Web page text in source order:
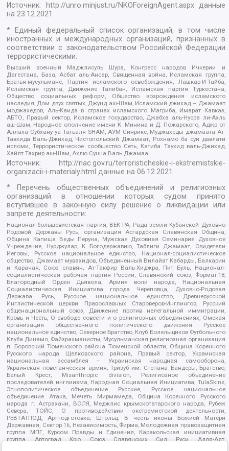
Источник: http://unro.minjust.ru/NKOForeignAgent.aspxданные
на23.12.2021
* Единый федеральный список организаций, в том числе
иностранных и международных организаций, признанных в
соответствии с законодательством Российской Федерации
террористическими:
Высший военный Маджлисуль Шура, Конгресс народов Ичкерии и
Дагестана, База, Асбат аль-Ансар, Священная война, Исламская группа,
Братья-мусульмане, Партия исламского освобождения, Лашкар-И-Тайба,
Исламская группа, Движение Талибан, Исламская партия Туркестана,
Общество социальных реформ, Общество возрождения исламского
наследия, Дом двух святых, Джунд аш-Шам, Исламский джихад – Джамаат
моджахедов, Аль-Каида в странах исламского Магриба, Имарат Кавказ,
АБТО, Правый сектор, Исламское государство, Джабха аль-Нусра ли-Ахль
аш-Шам, Народное ополчение имени К. Минина и Д. Пожарского, Аджр от
Аллаха Субхану уа Тагьаля SHAM, АУМ Синрике, Муджахеды джамаата Ат-
Тавхида Валь-Джихад, Чистопольский Джамаат, Рохнамо ба суи давлати
исломи, Террористическое сообщество Сеть, Катиба Таухид валь-Джихад,
Хайят Тахрир аш-Шам, Ахлю Сунна Валь Джамаа
Источник:
http://nac.gov.ru/terroristicheskie-i-ekstremistskie-
organizacii-i-materialy.html данные на06.12.2021
* Перечень общественных объединений и религиозных
организаций в отношении которых судом принято
вступившее в законную силу решение о ликвидации или
запрете деятельности:
Национал-большевистская партия, ВЕК РА, Рада земли Кубанской Духовно
Родовой Державы Русь, организация Асгардская Славянская Община,
Община Капища Веды Перуна, Мужская Духовная Семинария Духовное
Учреждение, Нурджулар, К Богодержавию, Таблиги Джамаат, Свидетели
Иеговы, Русское национальное единство, Национал-социалистическое
общество, Джамаат мувахидов, Объединенный Вилайат Кабарды, Балкарии
и Карачая, Союз славян, Ат-Такфир Валь-Хиджра, Пит Буль, Национал-
социалистическая рабочая партия России, Славянский союз, Формат-18,
Благородный Орден Дьявола, Армия воли народа, Национальная
Социалистическая Инициатива города Череповца, Духовно-Родовая
Держава Русь, Русское национальное единство, Древнерусской
Инглистической церкви Православных Староверов-Инглингов, Русский
общенациональный союз, Движение против нелегальной иммиграции,
Кровь и Честь, О свободе совести и о религиозных объединениях, Омская
организация общественного политического движения Русское
национальное единство, Северное Братство, Клуб Болельщиков Футбольного
Клуба Динамо, Файзрахманисты, Мусульманская религиозная организация
п. Боровский Тюменского района Тюменской области, Община Коренного
Русского народа Щелковского района, Правый сектор, Украинская
национальная ассамблея – Украинская народная самооборона,
Украинская повстанческая армия, Тризуб им. Степана Бандеры, Братство,
Белый Крест, Misanthropic division, Религиозное объединение
последователей инглиизма, Народная Социальная Инициатива, TulaSkins,
Этнополитическое объединение Русские, Русское национальное
объединение Атака, Мечеть Мирмамеда, Община Коренного Русского
народа г. Астрахани, ВОЛЯ, Меджлис крымскотатарского народа, Рубеж
Севера, ТОЙС, О противодействии экстремистской деятельности,
РЕВТАТПОД, Артподготовка, Штольц, В честь иконы Божией Матери
Державная, Сектор 16, Независимость, Фирма, Молодежная правозащитная
группа МПГ, Курсом Правды и Единения, Каракольская инициативная
группа, Автоград Крю, Союз Славянских Сил Руси, Алля-Аят,